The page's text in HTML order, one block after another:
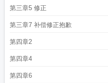
第三章5 修正
第三章7 补偿修正抱歉
第四章2
第四章4
第四章6